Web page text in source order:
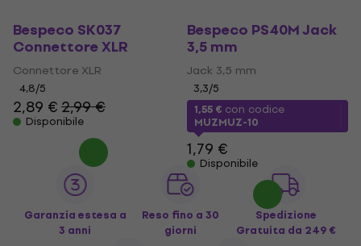
Bespeco SK037
Connettore XLR
Connettore XLR
4,8/5
2,89 €2,99 €
Disponibile
Bespeco PS40M Jack
3,5 mm
Jack 3,5 mm
3,3/5
1,55 € con codice
MUZMUZ-10
1,79 €
Disponibile
Garanzia estesa a
3 anni
Reso fino a 30
giorni
Spedizione
Gratuita da 249 €